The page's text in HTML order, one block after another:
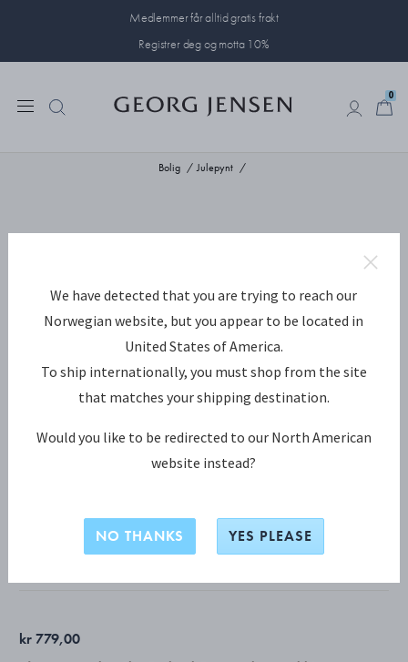
Medlemmer får alltid gratis frakt
Registrer deg og motta 10%
0
Bolig Julepynt
2026 Lysestake til kubbelys
kr 779,00
We have detected that you are trying to reach our
Norwegian website, but you appear to be located in
United States of America.
To ship internationally, you must shop from the site
that matches your shipping destination.
Would you like to be redirected to our North American
website instead?
NO THANKS YES PLEASE